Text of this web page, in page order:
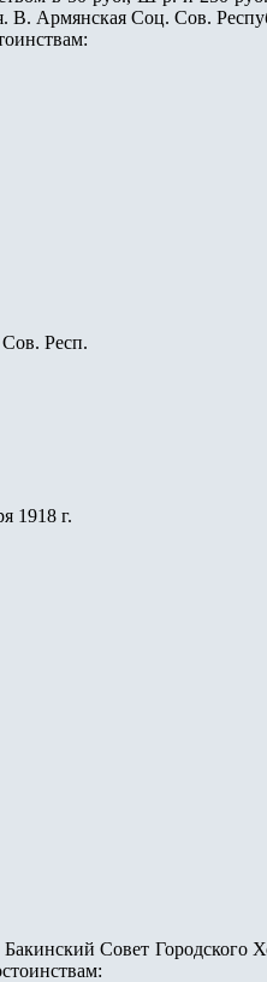
В. Армянская Соц. Сов.
Сов. Респ.
1918 г.
Совет Городского